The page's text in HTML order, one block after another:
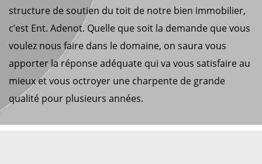
structure de soutien du toit de notre bien immobilier,
c’est Ent. Adenot. Quelle que soit la demande que vous
voulez nous faire dans le domaine, on saura vous
apporter la réponse adéquate qui va vous satisfaire au
mieux et vous octroyer une charpente de grande
qualité pour plusieurs années.